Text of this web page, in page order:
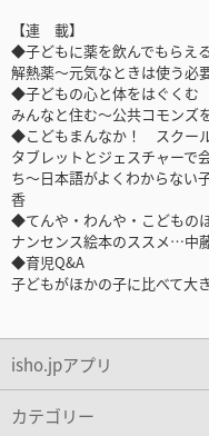
【連 載】
◆子どもに薬を飲んでもら
解熱薬～元気なときは使う
◆子どもの心と体をはぐく
みんなと住む～公共コモン
◆こどもまんなか！ スクー
タブレットとジェスチャーで
ち～日本語がよくわからな
香
◆てんや・わんや・こどもの
ナンセンス絵本のススメ…中
◆育児Q&A
子どもがほかの子に比べて大
isho.jpアプリ
カテゴリー